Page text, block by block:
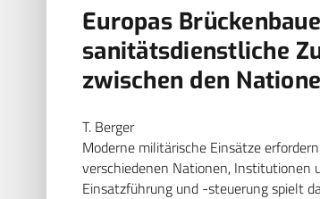
Europas
sanitätsdienstliche
zwischen den
T. Berger
Moderne militärische Einsätze
verschiedenen Nationen, Institutionen
Einsatzführung und -steuerung spielt